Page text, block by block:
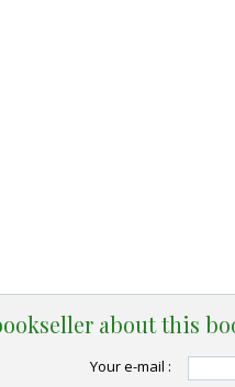
about this
Your e-mail :